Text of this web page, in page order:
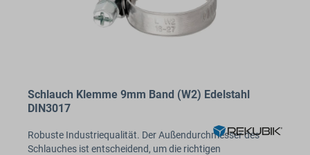
Schlauch Klemme 9mm Band (W2) Edelstahl
DIN3017
Robuste Industriequalität. Der Außendurchmesser des
Schlauches ist entscheidend, um die richtigen